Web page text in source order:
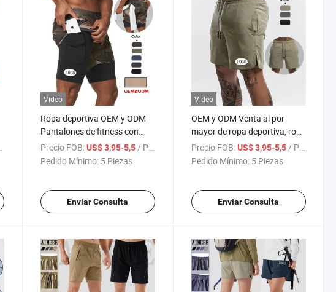
Vídeo
Ropa deportiva OEM y ODM
Pantalones de fitness con
bolsillo 2 en 1 pantalones
cortos para hombres, ropa
Precio FOB: US$ 3,95-5,5/ Pieza
Pedido Mínimo: 5 Piezas
Enviar Consulta
Vídeo
OEM y ODM Venta al por
mayor de ropa deportiva, ropa
de fitness, ropa casual, ropa
activa, pantalones cortos de
Precio FOB: US$ 3,95-5,5/ Pieza
Pedido Mínimo: 5 Piezas
Enviar Consulta